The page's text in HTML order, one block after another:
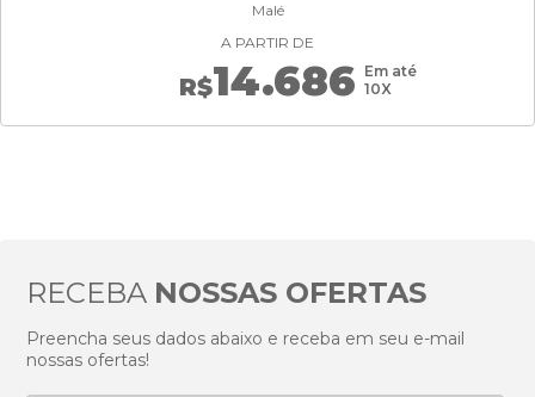
Malé
A PARTIR DE
R$14.686 Em até
10X
RECEBA NOSSAS OFERTAS
Preencha seus dados abaixo e receba em seu e-mail
nossas ofertas!